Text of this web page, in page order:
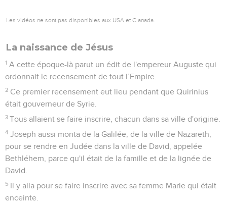
Les vidéos ne sont pas disponibles aux USA et C anada.
La naissance de Jésus
1 A cette époque-là parut un édit de l'empereur Auguste qui
ordonnait le recensement de tout l’Empire.
2 Ce premier recensement eut lieu pendant que Quirinius
était gouverneur de Syrie.
3 Tous allaient se faire inscrire, chacun dans sa ville d'origine.
4 Joseph aussi monta de la Galilée, de la ville de Nazareth,
pour se rendre en Judée dans la ville de David, appelée
Bethléhem, parce qu'il était de la famille et de la lignée de
David.
5 Il y alla pour se faire inscrire avec sa femme Marie qui était
enceinte.